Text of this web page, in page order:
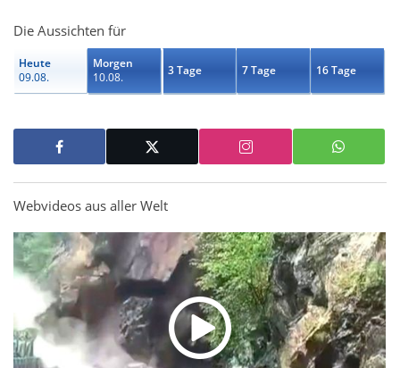
Die Aussichten für
Heute
09.08.
Morgen
10.08.
3 Tage 7 Tage 16 Tage
Webvideos aus aller Welt